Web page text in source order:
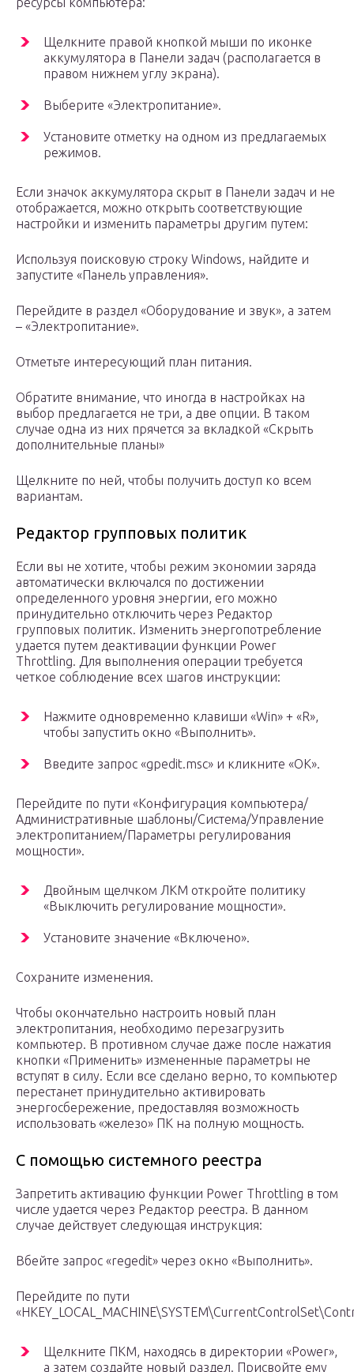
Щелкните правой кнопкой мыши по иконке
аккумулятора в Панели задач (располагается в
правом нижнем углу экрана).
Выберите «Электропитание».
Установите отметку на одном из предлагаемых
режимов.
Если значок аккумулятора скрыт в Панели задач и не
отображается, можно открыть соответствующие
настройки и изменить параметры другим путем:
Используя поисковую строку Windows, найдите и
запустите «Панель управления».
Перейдите в раздел «Оборудование и звук», а затем
– «Электропитание».
Отметьте интересующий план питания.
Обратите внимание, что иногда в настройках на
выбор предлагается не три, а две опции. В таком
случае одна из них прячется за вкладкой «Скрыть
дополнительные планы»
Щелкните по ней, чтобы получить доступ ко всем
вариантам.
Редактор групповых политик
Если вы не хотите, чтобы режим экономии заряда
автоматически включался по достижении
определенного уровня энергии, его можно
принудительно отключить через Редактор
групповых политик. Изменить энергопотребление
удается путем деактивации функции Power
Throttling. Для выполнения операции требуется
четкое соблюдение всех шагов инструкции:
Нажмите одновременно клавиши «Win» + «R»,
чтобы запустить окно «Выполнить».
Введите запрос «gpedit.msc» и кликните «ОК».
Перейдите по пути «Конфигурация компьютера/
Административные шаблоны/Система/Управление
электропитанием/Параметры регулирования
мощности».
Двойным щелчком ЛКМ откройте политику
«Выключить регулирование мощности».
Установите значение «Включено».
Сохраните изменения.
Чтобы окончательно настроить новый план
электропитания, необходимо перезагрузить
компьютер. В противном случае даже после нажатия
кнопки «Применить» измененные параметры не
вступят в силу. Если все сделано верно, то компьютер
перестанет принудительно активировать
энергосбережение, предоставляя возможность
использовать «железо» ПК на полную мощность.
С помощью системного реестра
Запретить активацию функции Power Throttling в том
числе удается через Редактор реестра. В данном
случае действует следующая инструкция:
Вбейте запрос «regedit» через окно «Выполнить».
Перейдите по пути
Щелкните ПКМ, находясь в директории «Power»,
а затем создайте новый раздел. Присвойте ему